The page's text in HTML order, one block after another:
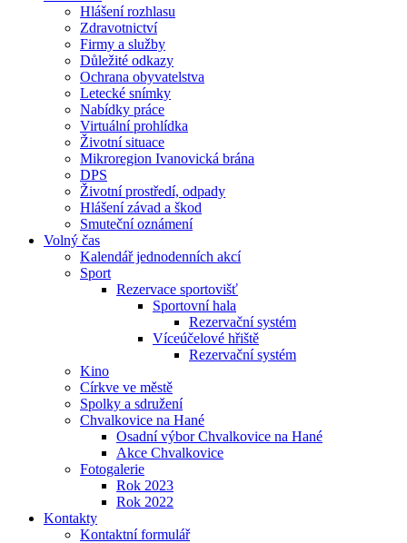
Hlášení rozhlasu
Zdravotnictví
Firmy a služby
Důležité odkazy
Ochrana obyvatelstva
Letecké snímky
Nabídky práce
Virtuální prohlídka
Životní situace
Mikroregion Ivanovická brána
DPS
Životní prostředí, odpady
Hlášení závad a škod
Smuteční oznámení
Volný čas
Kalendář jednodenních akcí
Sport
Rezervace sportovišť
Sportovní hala
Rezervační systém
Víceúčelové hřiště
Rezervační systém
Kino
Církve ve městě
Spolky a sdružení
Chvalkovice na Hané
Osadní výbor Chvalkovice na Hané
Akce Chvalkovice
Fotogalerie
Rok 2023
Rok 2022
Kontakty
Kontaktní formulář